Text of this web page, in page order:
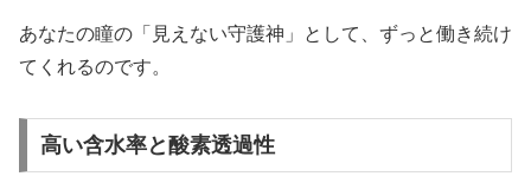
あなたの瞳の「見えない守護神」として、ずっと働き続け
てくれるのです。
高い含水率と酸素透過性